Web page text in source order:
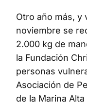
Otro año más, y
noviembre se
2.000 kg de
la Fundación
personas
Asociación de
de la Marina